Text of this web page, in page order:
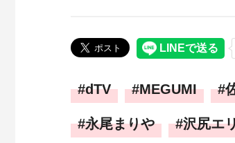
dTV MEGUMI
永尾まりや 沢尻エ